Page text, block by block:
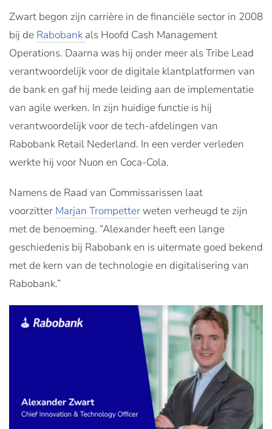
Zwart begon zijn carrière in de financiële sector in 2008
bij de Rabobank als Hoofd Cash Management
Operations. Daarna was hij onder meer als Tribe Lead
verantwoordelijk voor de digitale klantplatformen van
de bank en gaf hij mede leiding aan de implementatie
van agile werken. In zijn huidige functie is hij
verantwoordelijk voor de tech-afdelingen van
Rabobank Retail Nederland. In een verder verleden
werkte hij voor Nuon en Coca-Cola.
Namens de Raad van Commissarissen laat
voorzitter Marjan Trompetterweten verheugd te zijn
met de benoeming. “Alexander heeft een lange
geschiedenis bij Rabobank en is uitermate goed bekend
met de kern van de technologie en digitalisering van
Rabobank.”